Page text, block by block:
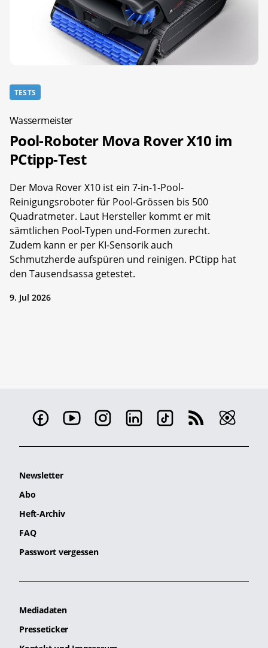
TESTS
Wassermeister
Pool-Roboter Mova Rover X10 im
PCtipp-Test
Der Mova Rover X10 ist ein 7-in-1-Pool-
Reinigungsroboter für Pool-Grössen bis 500
Quadratmeter. Laut Hersteller kommt er mit
sämtlichen Pool-Typen und-Formen zurecht.
Zudem kann er per KI-Sensorik auch
Schmutzherde aufspüren und reinigen. PCtipp hat
den Tausendsassa getestet.
9. Jul 2026
Newsletter
Abo
Heft-Archiv
FAQ
Passwort vergessen
Mediadaten
Presseticker